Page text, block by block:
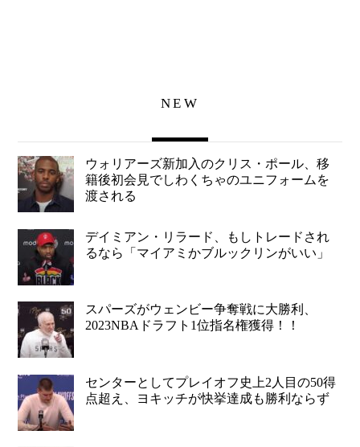
NEW
ウォリアーズ新加入のクリス・ポール、移
籍後初会見でしわくちゃのユニフォームを
渡される
デイミアン・リラード、もしトレードされ
るなら「マイアミかブルックリンがいい」
スパーズがウェンビー争奪戦に大勝利、
2023NBAドラフト1位指名権獲得！！
センターとしてプレイオフ史上2人目の50得
点超え、ヨキッチが快挙達成も勝利ならず